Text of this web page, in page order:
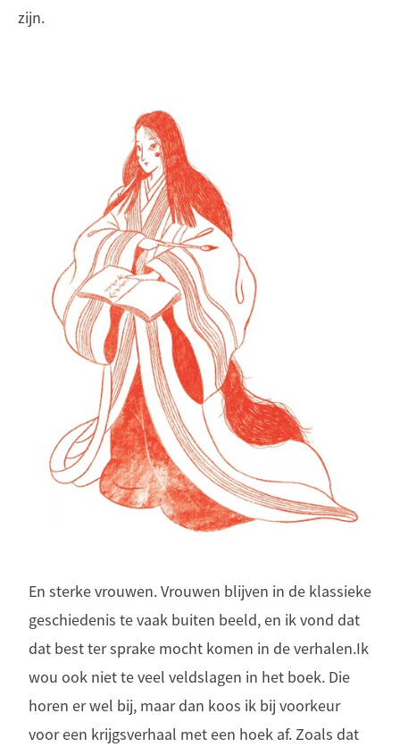
zijn.
En sterke vrouwen. Vrouwen blijven in de klassieke
geschiedenis te vaak buiten beeld, en ik vond dat
dat best ter sprake mocht komen in de verhalen.Ik
wou ook niet te veel veldslagen in het boek. Die
horen er wel bij, maar dan koos ik bij voorkeur
voor een krijgsverhaal met een hoek af. Zoals dat